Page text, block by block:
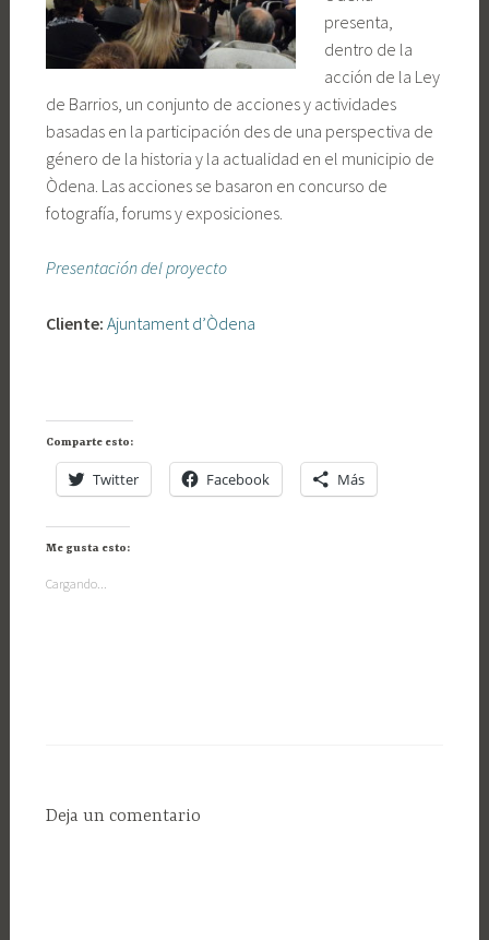
presenta,
dentro de la
acción de la Ley
de Barrios, un conjunto de acciones y actividades
basadas en la participación des de una perspectiva de
género de la historia y la actualidad en el municipio de
Òdena. Las acciones se basaron en concurso de
fotografía, forums y exposiciones.
Presentación del proyecto
Cliente: Ajuntament d’Òdena
Comparte esto:
Twitter Facebook Más
Me gusta esto:
Cargando...
Deja un comentario